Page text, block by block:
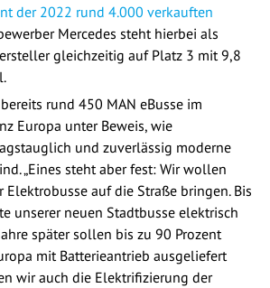
der 2022 rund 4.000 verkauften
Mercedes steht hierbei als
gleichzeitig auf Platz 3 mit 9,8
rund 450 MAN eBusse im
Europa unter Beweis, wie
und zuverlässig moderne
„Eines steht aber fest: Wir wollen
auf die Straße bringen. Bis
unserer neuen Stadtbusse elektrisch
später sollen bis zu 90 Prozent
mit Batterieantrieb ausgeliefert
wir auch die Elektrifizierung der